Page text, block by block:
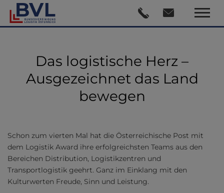
Das logistische Herz –
Ausgezeichnet das Land
bewegen
Schon zum vierten Mal hat die Österreichische Post mit
dem Logistik Award ihre erfolgreichsten Teams aus den
Bereichen Distribution, Logistikzentren und
Transportlogistik geehrt. Ganz im Einklang mit den
Kulturwerten Freude, Sinn und Leistung.